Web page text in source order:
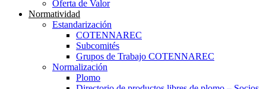
Oferta de Valor
Normatividad
Estandarización
COTENNAREC
Subcomités
Grupos de Trabajo COTENNAREC
Normalización
Plomo